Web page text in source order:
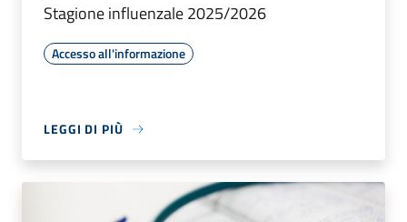
Stagione influenzale 2025/2026
Accesso all'informazione
LEGGI DI PIÙ